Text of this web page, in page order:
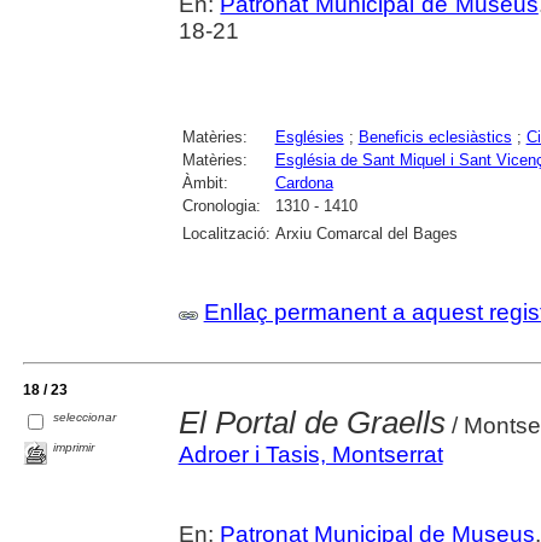
18-21
Matèries: Esglésies ; Beneficis eclesiàstics ;
Matèries:
Església de Sant Miquel i Sant
Àmbit:
Cardona
Cronologia:
1310 - 1410
Localització: Arxiu Comarcal del Bages
Enllaç permanent a aquest
18 / 23
seleccionar
imprimir
El Portal de Graells/
Adroer i Tasis, Montserrat
En: Patronat Municipal de Museus